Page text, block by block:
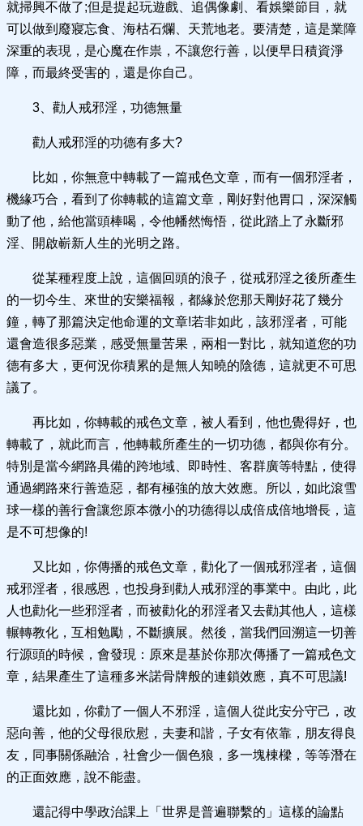
就掃興不做了;但是提起玩遊戲、追偶像劇、看娛樂節目，就
可以做到廢寢忘食、海枯石爛、天荒地老。要清楚，這是業障
深重的表現，是心魔在作祟，不讓您行善，以便早日積資淨
障，而最終受害的，還是你自己。
3、勸人戒邪淫，功德無量
勸人戒邪淫的功德有多大?
比如，你無意中轉載了一篇戒色文章，而有一個邪淫者，
機緣巧合，看到了你轉載的這篇文章，剛好對他胃口，深深觸
動了他，給他當頭棒喝，令他幡然悔悟，從此踏上了永斷邪
淫、開啟嶄新人生的光明之路。
從某種程度上說，這個回頭的浪子，從戒邪淫之後所產生
的一切今生、來世的安樂福報，都緣於您那天剛好花了幾分
鐘，轉了那篇決定他命運的文章!若非如此，該邪淫者，可能
還會造很多惡業，感受無量苦果，兩相一對比，就知道您的功
德有多大，更何況你積累的是無人知曉的陰德，這就更不可思
議了。
再比如，你轉載的戒色文章，被人看到，他也覺得好，也
轉載了，就此而言，他轉載所產生的一切功德，都與你有分。
特別是當今網路具備的跨地域、即時性、客群廣等特點，使得
通過網路來行善造惡，都有極強的放大效應。所以，如此滾雪
球一樣的善行會讓您原本微小的功德得以成倍成倍地增長，這
是不可想像的!
又比如，你傳播的戒色文章，勸化了一個戒邪淫者，這個
戒邪淫者，很感恩，也投身到勸人戒邪淫的事業中。由此，此
人也勸化一些邪淫者，而被勸化的邪淫者又去勸其他人，這樣
輾轉教化，互相勉勵，不斷擴展。然後，當我們回溯這一切善
行源頭的時候，會發現：原來是基於你那次傳播了一篇戒色文
章，結果產生了這種多米諾骨牌般的連鎖效應，真不可思議!
還比如，你勸了一個人不邪淫，這個人從此安分守己，改
惡向善，他的父母很欣慰，夫妻和諧，子女有依靠，朋友得良
友，同事關係融洽，社會少一個色狼，多一塊棟樑，等等潛在
的正面效應，說不能盡。
還記得中學政治課上「世界是普遍聯繫的」這樣的論點